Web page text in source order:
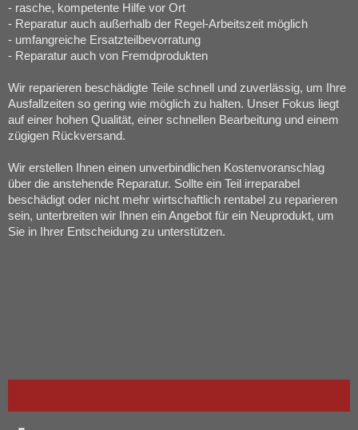
- rasche, kompetente Hilfe vor Ort
- Reparatur auch außerhalb der Regel-Arbeitszeit möglich
- umfangreiche Ersatzteilbevorratung
- Reparatur auch von Fremdprodukten
Wir reparieren beschädigte Teile schnell und zuverlässig, um Ihre
Ausfallzeiten so gering wie möglich zu halten. Unser Fokus liegt
auf einer hohen Qualität, einer schnellen Bearbeitung und einem
zügigen Rückversand.
Wir erstellen Ihnen einen unverbindlichen Kostenvoranschlag
über die anstehende Reparatur. Sollte ein Teil irreparabel
beschädigt oder nicht mehr wirtschaftlich rentabel zu reparieren
sein, unterbreiten wir Ihnen ein Angebot für ein Neuprodukt, um
Sie in Ihrer Entscheidung zu unterstützen.